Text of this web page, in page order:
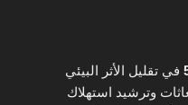
في تقليل الأثر البيئي
وترشيد استهلاك